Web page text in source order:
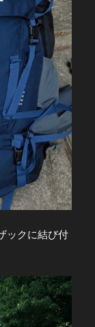
ックに結び付